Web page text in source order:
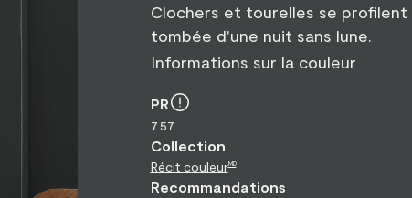
Clochers et tourelles se profilent
tombée d'une nuit sans lune.
Informations sur la couleur
PR
7.57
Collection
Récit couleurMD
Recommandations